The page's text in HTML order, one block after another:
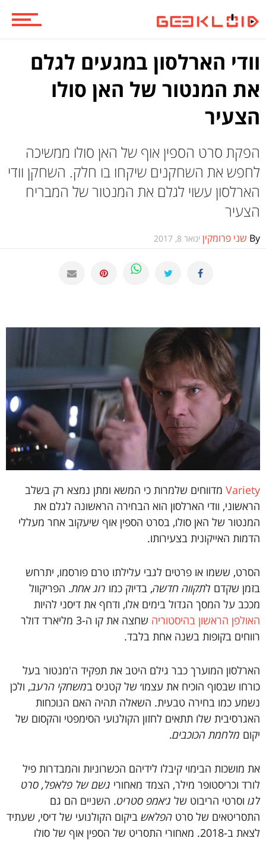
ספרים וקומיקס
וכל השאר
וודי הארלסון במגעים לגלם
את המנטור של האן סולו
הצעיר
הפקת סרט הספין אוף של האן סולו ממשיכה
לחפש את השחקנים שיקחו בו חלק. השחקן וודי
הארלסון עשוי לגלם את המנטור של המבריח
הצעיר
By שני פרומקין ינואר 8, 2017
Variety מדווחים שלמרות כי המשא ומתן נמצא רק בשלב
הראשוני, וודי הארלסון הוא הבחירה הראשונה לגלם את
המנטור של האן סולו, בסרט הספין אוף שיעקוב אחר מעללי
הדמות האייקונית בצעירותו.
הסרט, ששמו או פרטים לגבי עלילתו טרם פורסמו, יתרחש
בזמן שקדם לתקווה חדשה, בדיוק כמו רוג אחת. הפריקוול
מככב על המסך הגדול בימים אלו, ודחף את דיסני להיות
האולפן הראשון בהיסטוריה
שחצה את קו ה-3 מליארד דולר
רווחים בקופות בשנה אחת בלבד.
הארלסון המוערך כבר גילם היטב את תפקיד ה'מנטור בעל
כורחו שבסוף הוכיח את עצמו׳ של קטניס במשחקי הרעב, ולכן
נשמע כמו בחירה טבעית. השאלה תהיה האם הנוכחות
האגרסיבית שלו תתאים לחזון הקולנועי הסימפטי והקסום של
יקום מלחמת הכוכבים.
את מושכות הבימוי קיבלו לידיהם הכשרוניות והמבדרות פיל
לורד וכריסטופר מילר, הצמד מאחורי גשם של פלאפל, סרט
לגו וסרטי הריבוט של ג׳אמפ סטריט. השניים הם גם
התסריטאים של סרט הפלאש ביקום הקולנועי של דיסי, שעתיד
לצאת ב-2018. מאחורי התסריט של הספין אוף של סולו